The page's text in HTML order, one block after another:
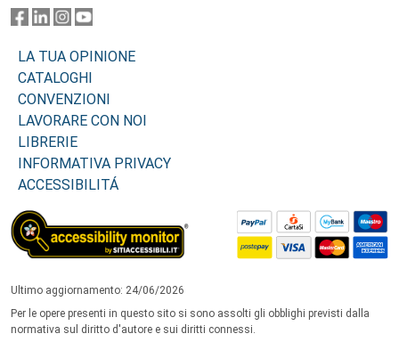
LA TUA OPINIONE
CATALOGHI
CONVENZIONI
LAVORARE CON NOI
LIBRERIE
INFORMATIVA PRIVACY
ACCESSIBILITÁ
Ultimo aggiornamento: 24/06/2026
Per le opere presenti in questo sito si sono assolti gli obblighi previsti dalla
normativa sul diritto d'autore e sui diritti connessi.